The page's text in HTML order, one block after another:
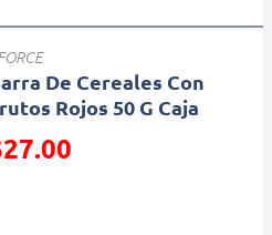
De Cereales Con
Rojos 50 G Caja
reducido de